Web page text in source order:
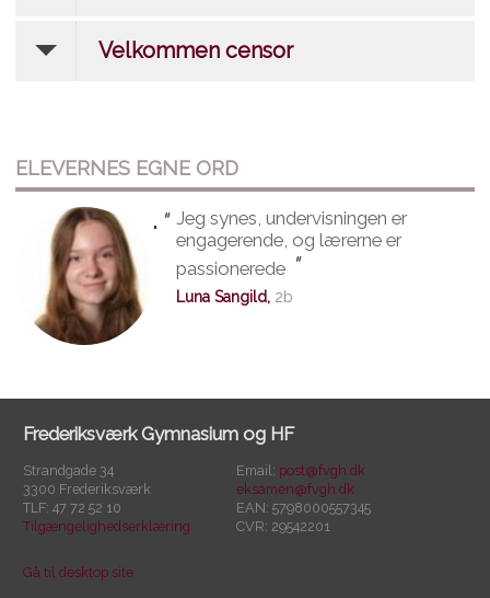
Velkommen censor
ELEVERNES EGNE ORD
" " Jeg synes, undervisningen er
engagerende, og lærerne er
passionerede "
Luna Sangild, 2b
Frederiksværk Gymnasium og HF
Strandgade 34
3300 Frederiksværk
TLF: 47 72 52 10
Tilgængelighedserklæring
Email: post@fvgh.dk
eksamen@fvgh.dk
EAN: 5798000557345
CVR: 29542201
Gå til desktop site